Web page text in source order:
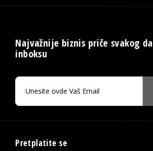
Najvažnije biznis priče svakog
inboksu
Pretplatite se